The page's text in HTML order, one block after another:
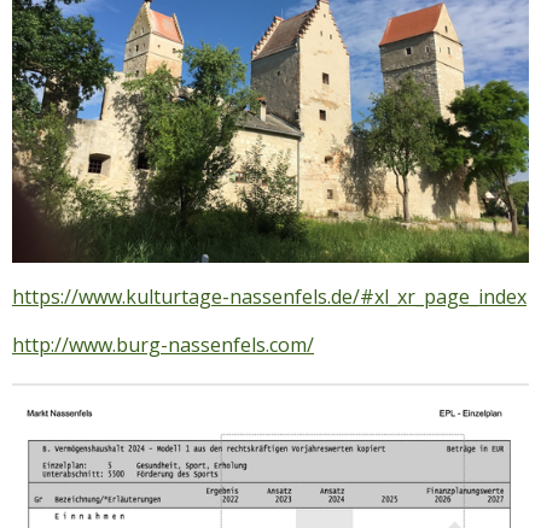
https://www.kulturtage-nassenfels.de/#xl_xr_page_index
http://www.burg-nassenfels.com/